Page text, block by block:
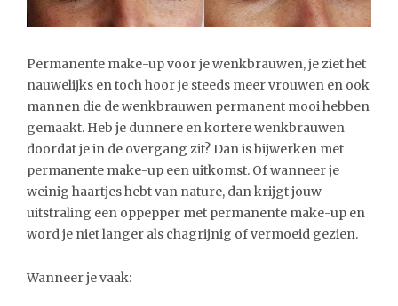
Permanente make-up voor je wenkbrauwen, je ziet het
nauwelijks en toch hoor je steeds meer vrouwen en ook
mannen die de wenkbrauwen permanent mooi hebben
gemaakt. Heb je dunnere en kortere wenkbrauwen
doordat je in de overgang zit? Dan is bijwerken met
permanente make-up een uitkomst. Of wanneer je
weinig haartjes hebt van nature, dan krijgt jouw
uitstraling een oppepper met permanente make-up en
word je niet langer als chagrijnig of vermoeid gezien.
Wanneer je vaak: